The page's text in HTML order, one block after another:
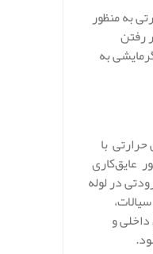
به منظور
رفتن
به
با
عایق‌کاری
در لوله
و